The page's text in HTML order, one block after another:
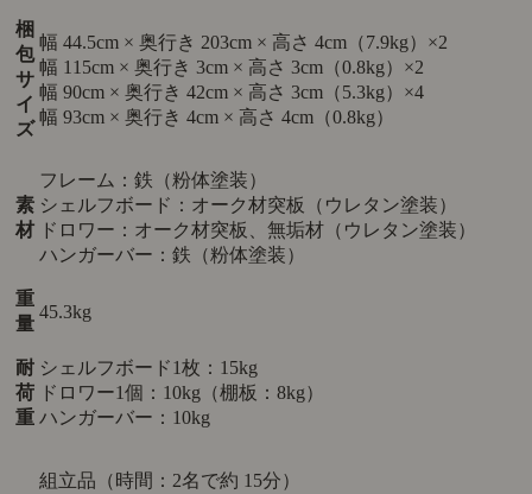
梱
包
サ
イ
ズ
幅 44.5cm × 奥行き 203cm × 高さ 4cm（7.9kg）×2
幅 115cm × 奥行き 3cm × 高さ 3cm（0.8kg）×2
幅 90cm × 奥行き 42cm × 高さ 3cm（5.3kg）×4
幅 93cm × 奥行き 4cm × 高さ 4cm（0.8kg）
素
材
フレーム：鉄（粉体塗装）
シェルフボード：オーク材突板（ウレタン塗装）
ドロワー：オーク材突板、無垢材（ウレタン塗装）
ハンガーバー：鉄（粉体塗装）
重
量
45.3kg
耐
荷
重
シェルフボード1枚：15kg
ドロワー1個：10kg（棚板：8kg）
ハンガーバー：10kg
組立品（時間：2名で約 15分）